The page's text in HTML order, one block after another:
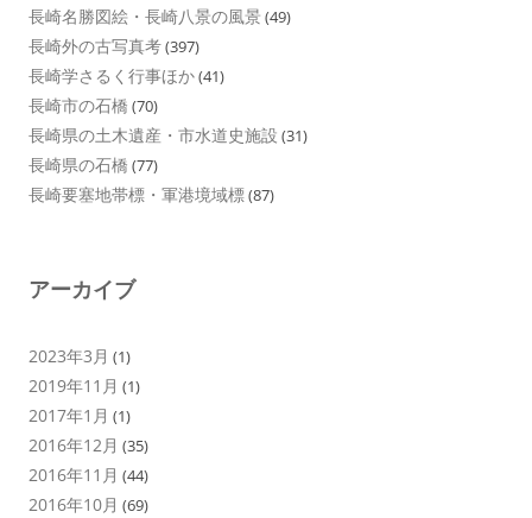
長崎名勝図絵・長崎八景の風景 (49)
長崎外の古写真考(397)
長崎学さるく行事ほか(41)
長崎市の石橋 (70)
長崎県の土木遺産・市水道史施設 (31)
長崎県の石橋 (77)
長崎要塞地帯標・軍港境域標(87)
アーカイブ
2023年3月 (1)
2019年11月 (1)
2017年1月 (1)
2016年12月 (35)
2016年11月 (44)
2016年10月 (69)